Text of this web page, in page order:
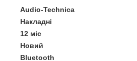
Audio-Technica
Накладні
12 міс
Новий
Bluetooth